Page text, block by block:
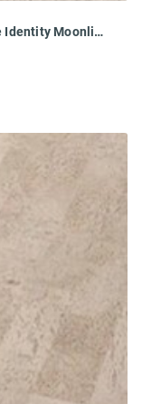
AJ2N002 Пробковый пол Wicanders Pure Identity Moonlight